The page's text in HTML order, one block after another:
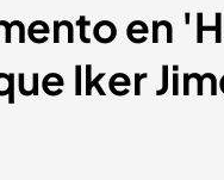
en
Iker